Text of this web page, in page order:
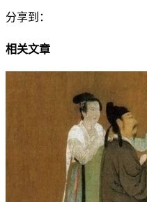
分享到：
相关文章